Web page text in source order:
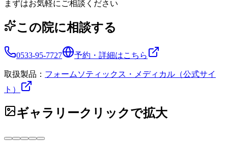
まずはお気軽にご相談ください
この院に相談する
0533-95-7727 予約・詳細はこちら
取扱製品： フォームソティックス・メディカル（公式サイ
ト）
ギャラリークリックで拡大